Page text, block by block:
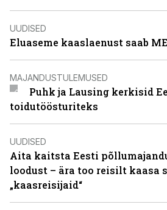
UUDISED
Eluaseme kaaslaenust saab
MAJANDUSTULEMUSED
Puhk ja Lausing kerkisid
toidutöösturiteks
UUDISED
Aita kaitsta Eesti
loodust – ära too reisilt kaasa
„kaasreisijaid“